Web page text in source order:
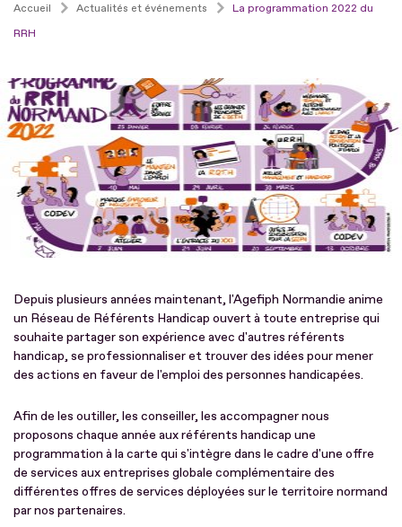
Accueil Actualités et événements
La programmation 2022 du
RRH
Depuis plusieurs années maintenant, l'Agefiph Normandie anime
un Réseau de Référents Handicap ouvert à toute entreprise qui
souhaite partager son expérience avec d'autres référents
handicap, se professionnaliser et trouver des idées pour mener
des actions en faveur de l'emploi des personnes handicapées.
Afin de les outiller, les conseiller, les accompagner nous
proposons chaque année aux référents handicap une
programmation à la carte qui s'intègre dans le cadre d'une offre
de services aux entreprises globale complémentaire des
différentes offres de services déployées sur le territoire normand
par nos partenaires.